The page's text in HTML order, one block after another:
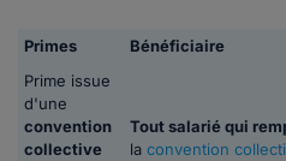
Primes
Bénéficiaire
Prime issue
d'une
convention
collective
Tout salarié qui
la convention